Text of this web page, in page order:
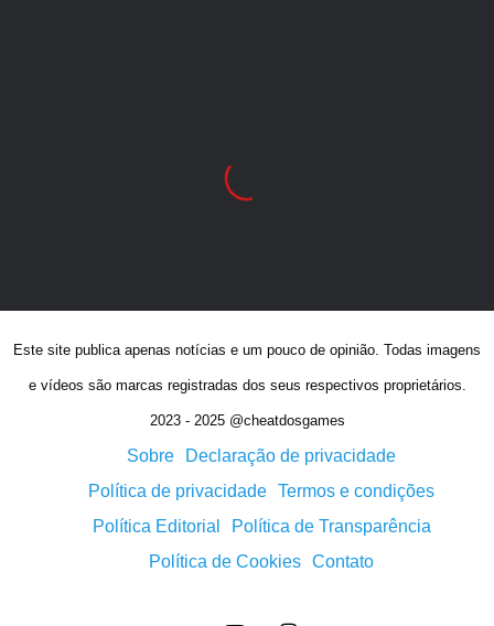
Este site publica apenas notícias e um pouco de opinião. Todas imagens
e vídeos são marcas registradas dos seus respectivos proprietários.
2023 - 2025 @cheatdosgames
Sobre
Declaração de privacidade
Política de privacidade Termos e condições
Política Editorial
Política de Transparência
Política de Cookies Contato